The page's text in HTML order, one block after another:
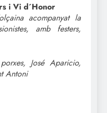
i Vi d´Honor
acompanyat la
amb festers,
José Aparicio,
Antoni